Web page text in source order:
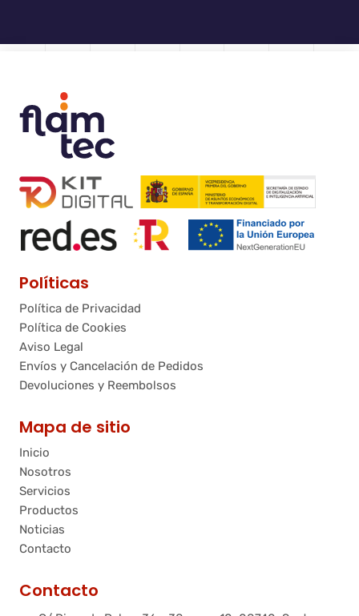
Políticas
Política de Privacidad
Política de Cookies
Aviso Legal
Envíos y Cancelación de Pedidos
Devoluciones y Reembolsos
Mapa de sitio
Inicio
Nosotros
Servicios
Productos
Noticias
Contacto
Contacto